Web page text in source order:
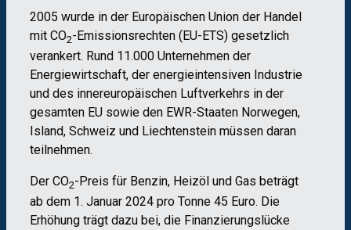
2005 wurde in der Europäischen Union der Handel
mit CO2-Emissionsrechten (EU-ETS) gesetzlich
verankert. Rund 11.000 Unternehmen der
Energiewirtschaft, der energieintensiven Industrie
und des innereuropäischen Luftverkehrs in der
gesamten EU sowie den EWR-Staaten Norwegen,
Island, Schweiz und Liechtenstein müssen daran
teilnehmen.
Der CO2-Preis für Benzin, Heizöl und Gas beträgt
ab dem 1. Januar 2024 pro Tonne 45 Euro. Die
Erhöhung trägt dazu bei, die Finanzierungslücke